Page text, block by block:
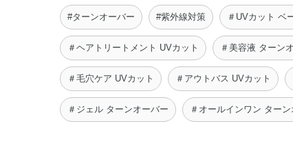
#ターンオーバー #紫外線対策 ＃UVカット ベ
＃ヘアトリートメント UVカット ＃美容液 ターン
＃毛穴ケア UVカット ＃アウトバス UVカット
＃ジェル ターンオーバー ＃オールインワン ター